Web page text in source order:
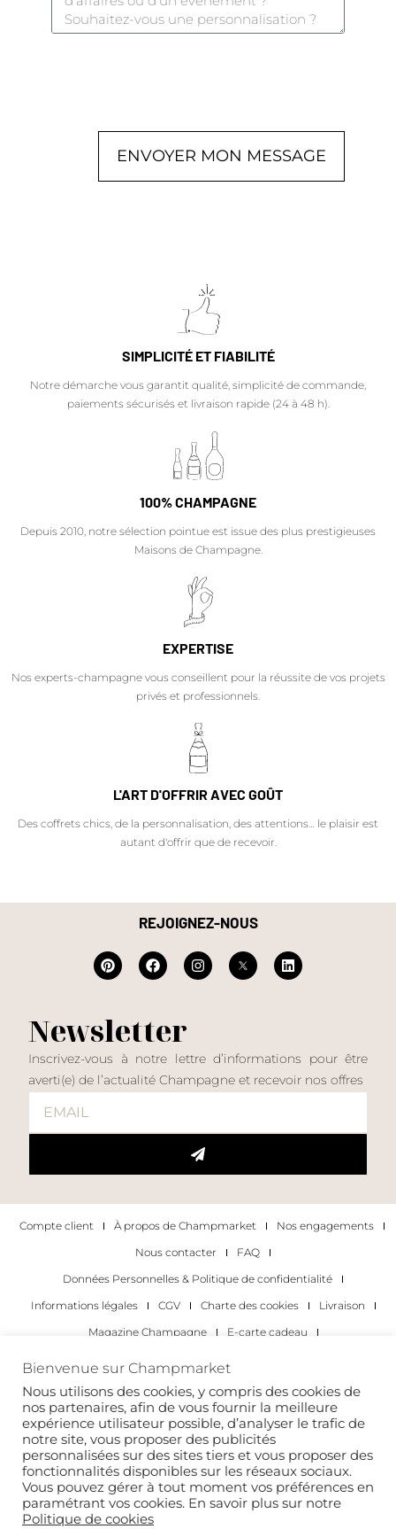
ENVOYER MON MESSAGE
SIMPLICITÉ ET FIABILITÉ
Notre démarche vous garantit qualité, simplicité de commande,
paiements sécurisés et livraison rapide (24 à 48 h).
100% CHAMPAGNE
Depuis 2010, notre sélection pointue est issue des plus prestigieuses
Maisons de Champagne.
EXPERTISE
Nos experts-champagne vous conseillent pour la réussite de vos projets
privés et professionnels.
L'ART D'OFFRIR AVEC GOÛT
Des coffrets chics, de la personnalisation, des attentions… le plaisir est
autant d'offrir que de recevoir.
REJOIGNEZ-NOUS
Newsletter
Inscrivez-vous à notre lettre d’informations pour être
averti(e) de l’actualité Champagne et recevoir nos offres
Compte client À propos de Champmarket
Nos engagements
Nous contacter
FAQ
Données Personnelles & Politique de confidentialité
Informations légales
CGV Charte des cookies
Livraison
Magazine Champagne
E-carte cadeau
Les occasions pour déguster du champagne
Pour les particuliers
Pour les entreprises
Copyright 2022 © tous droits réservés. Champmarket.
Bienvenue sur Champmarket
Nous utilisons des cookies, y compris des cookies de
nos partenaires, afin de vous fournir la meilleure
expérience utilisateur possible, d’analyser le trafic de
notre site, vous proposer des publicités
personnalisées sur des sites tiers et vous proposer des
fonctionnalités disponibles sur les réseaux sociaux.
Vous pouvez gérer à tout moment vos préférences en
paramétrant vos cookies. En savoir plus sur notre
Politique de cookies